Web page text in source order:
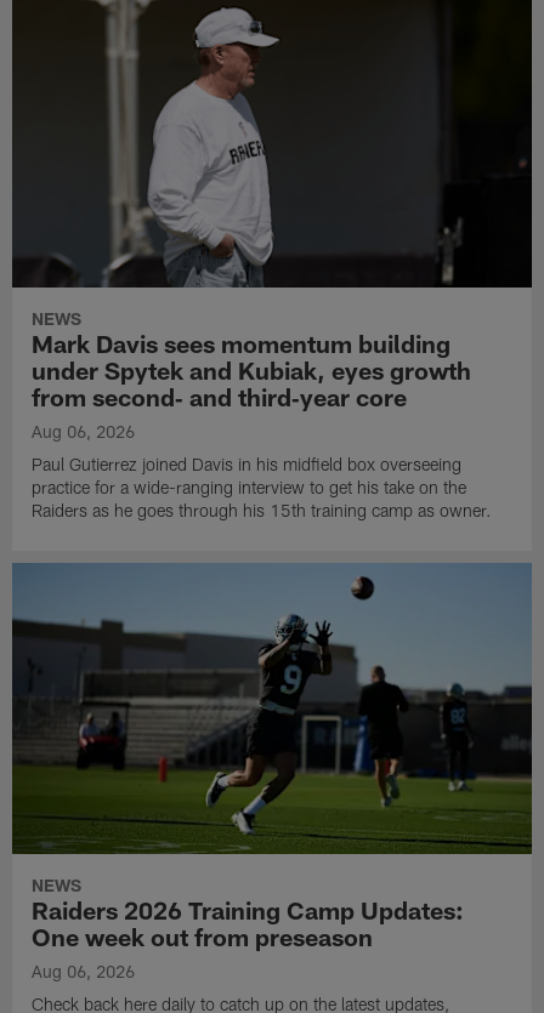
NEWS
Mark Davis sees momentum building
under Spytek and Kubiak, eyes growth
from second‑ and third‑year core
Aug 06, 2026
Paul Gutierrez joined Davis in his midfield box overseeing
practice for a wide-ranging interview to get his take on the
Raiders as he goes through his 15th training camp as owner.
NEWS
Raiders 2026 Training Camp Updates:
One week out from preseason
Aug 06, 2026
Check back here daily to catch up on the latest updates,